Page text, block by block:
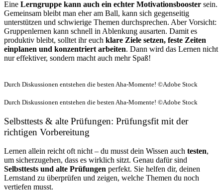
Eine Lerngruppe kann auch ein echter Motivationsbooster sein.
Gemeinsam bleibt man eher am Ball, kann sich gegenseitig
unterstützen und schwierige Themen durchsprechen. Aber Vorsicht:
Gruppenlernen kann schnell in Ablenkung ausarten. Damit es
produktiv bleibt, solltet ihr euch klare Ziele setzen, feste Zeiten
einplanen und konzentriert arbeiten. Dann wird das Lernen nicht
nur effektiver, sondern macht auch mehr Spaß!
Durch Diskussionen entstehen die besten Aha-Momente! ©Adobe Stock
Durch Diskussionen entstehen die besten Aha-Momente! ©Adobe Stock
Selbsttests & alte Prüfungen: Prüfungsfit mit der
richtigen Vorbereitung
Lernen allein reicht oft nicht – du musst dein Wissen auch testen,
um sicherzugehen, dass es wirklich sitzt. Genau dafür sind
Selbsttests und alte Prüfungen perfekt. Sie helfen dir, deinen
Lernstand zu überprüfen und zeigen, welche Themen du noch
vertiefen musst.